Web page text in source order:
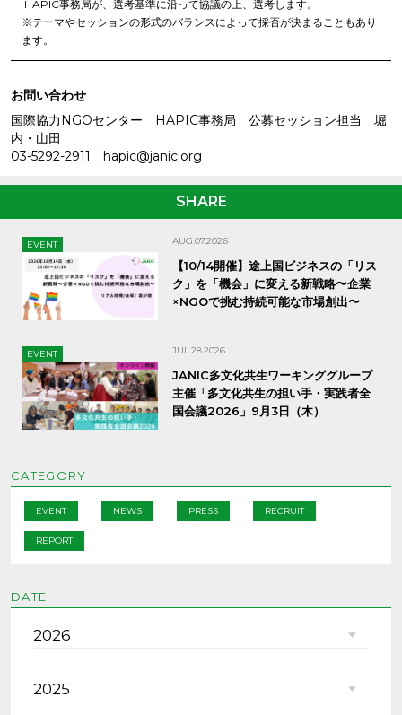
HAPIC事務局が、選考基準に沿って協議の上、選考します。
※テーマやセッションの形式のバランスによって採否が決まることもあり
ます。
お問い合わせ
国際協力NGOセンター HAPIC事務局 公募セッション担当 堀
内・山田
03-5292-2911 hapic@janic.org
SHARE
EVENT AUG.07.2026
【10/14開催】途上国ビジネスの「リス
ク」を「機会」に変える新戦略〜企業
×NGOで挑む持続可能な市場創出〜
EVENT JUL.28.2026
JANIC多文化共生ワーキンググループ
主催「多文化共生の担い手・実践者全
国会議2026」9月3日（木）
CATEGORY
EVENT NEWS PRESS RECRUIT
REPORT
DATE
2026
2025